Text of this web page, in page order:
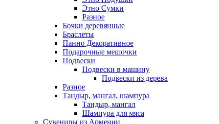
Этно Сумки
Разное
Бочки деревянные
Браслеты
Панно Декоративное
Подарочные мешочки
Подвески
Подвески в машину
Подвески из дерева
Разное
Тандыр, мангал, шампура
Тандыр, мангал
Шампура для мяса
Сувениры из Армении